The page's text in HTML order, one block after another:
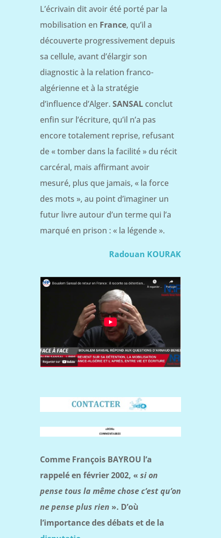
L’écrivain dit avoir été porté par la
mobilisation en France, qu’il a
découverte progressivement depuis
sa cellule, avant d’élargir son
diagnostic à la relation franco-
algérienne et à la stratégie
d’influence d’Alger. SANSALconclut
enfin sur l’écriture, qu’il n’a pas
encore totalement reprise, refusant
de « tomber dans la facilité » du récit
carcéral, mais affirmant avoir
mesuré, plus que jamais, « la force
des mots », au point d’imaginer un
futur livre autour d’un terme qui l’a
marqué en prison : « la légende ».
Radouan KOURAK
Comme François BAYROU l’a
rappelé en février 2002, « si on
pense tous la même chose c’est qu’on
ne pense plus rien ». D’où
l’importance des débats et de la